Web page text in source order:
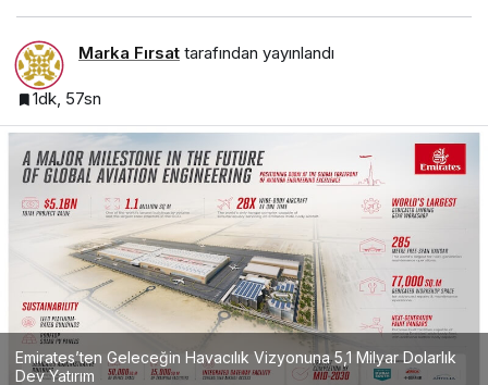
Marka Fırsat tarafından yayınlandı
1dk, 57sn
Emirates’ten Geleceğin Havacılık Vizyonuna 5,1 Milyar Dolarlık
Dev Yatırım